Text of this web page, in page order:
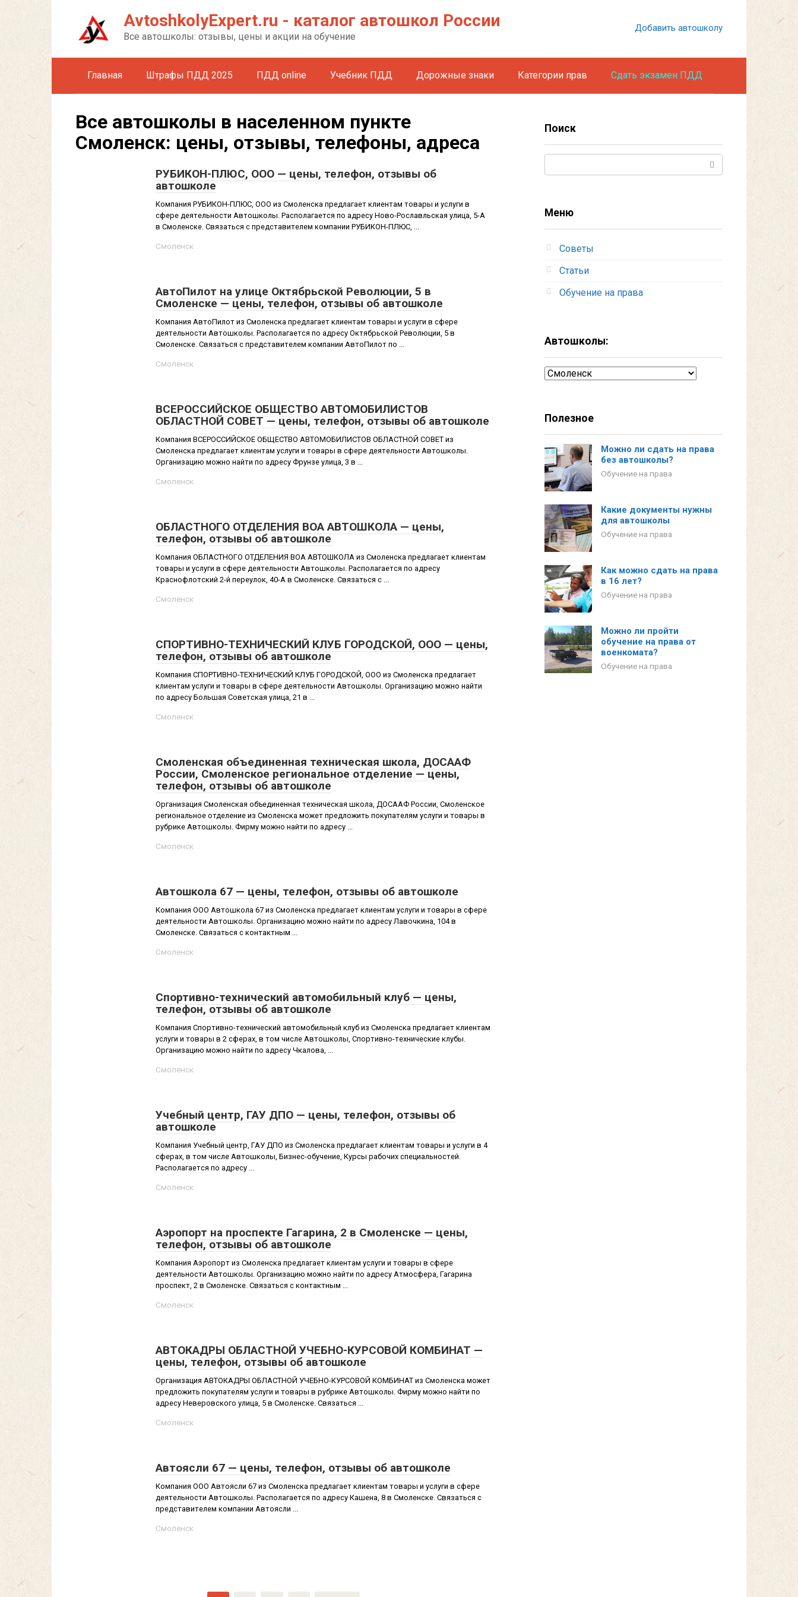
AvtoshkolyExpert.ru - каталог автошкол России
Все автошколы: отзывы, цены и акции на обучение
Добавить автошколу
Главная Штрафы ПДД 2025 ПДД online Учебник ПДД Дорожные знаки Категории прав Сдать экзамен ПДД
Все автошколы в населенном пункте
Смоленск: цены, отзывы, телефоны, адреса
РУБИКОН-ПЛЮС, ООО — цены, телефон, отзывы об
автошколе
Компания РУБИКОН-ПЛЮС, ООО из Смоленска предлагает клиентам товары и услуги в
сфере деятельности Автошколы. Располагается по адресу Ново-Рославльская улица, 5-А
в Смоленске. Связаться с представителем компании РУБИКОН-ПЛЮС, ...
Смоленск
АвтоПилот на улице Октябрьской Революции, 5 в
Смоленске — цены, телефон, отзывы об автошколе
Компания АвтоПилот из Смоленска предлагает клиентам товары и услуги в сфере
деятельности Автошколы. Располагается по адресу Октябрьской Революции, 5 в
Смоленске. Связаться с представителем компании АвтоПилот по ...
Смоленск
ВСЕРОССИЙСКОЕ ОБЩЕСТВО АВТОМОБИЛИСТОВ
ОБЛАСТНОЙ СОВЕТ — цены, телефон, отзывы об автошколе
Компания ВСЕРОССИЙСКОЕ ОБЩЕСТВО АВТОМОБИЛИСТОВ ОБЛАСТНОЙ СОВЕТ из
Смоленска предлагает клиентам услуги и товары в сфере деятельности Автошколы.
Организацию можно найти по адресу Фрунзе улица, 3 в ...
Смоленск
ОБЛАСТНОГО ОТДЕЛЕНИЯ ВОА АВТОШКОЛА — цены,
телефон, отзывы об автошколе
Компания ОБЛАСТНОГО ОТДЕЛЕНИЯ ВОА АВТОШКОЛА из Смоленска предлагает клиентам
товары и услуги в сфере деятельности Автошколы. Располагается по адресу
Краснофлотский 2-й переулок, 40-А в Смоленске. Связаться с ...
Смоленск
СПОРТИВНО-ТЕХНИЧЕСКИЙ КЛУБ ГОРОДСКОЙ, ООО — цены,
телефон, отзывы об автошколе
Компания СПОРТИВНО-ТЕХНИЧЕСКИЙ КЛУБ ГОРОДСКОЙ, ООО из Смоленска предлагает
клиентам услуги и товары в сфере деятельности Автошколы. Организацию можно найти
по адресу Большая Советская улица, 21 в ...
Смоленск
Смоленская объединенная техническая школа, ДОСААФ
России, Смоленское региональное отделение — цены,
телефон, отзывы об автошколе
Организация Смоленская объединенная техническая школа, ДОСААФ России, Смоленское
региональное отделение из Смоленска может предложить покупателям услуги и товары в
рубрике Автошколы. Фирму можно найти по адресу ...
Смоленск
Автошкола 67 — цены, телефон, отзывы об автошколе
Компания ООО Автошкола 67 из Смоленска предлагает клиентам услуги и товары в сфере
деятельности Автошколы. Организацию можно найти по адресу Лавочкина, 104 в
Смоленске. Связаться с контактным ...
Смоленск
Спортивно-технический автомобильный клуб — цены,
телефон, отзывы об автошколе
Компания Спортивно-технический автомобильный клуб из Смоленска предлагает клиентам
услуги и товары в 2 сферах, в том числе Автошколы, Спортивно-технические клубы.
Организацию можно найти по адресу Чкалова, ...
Смоленск
Учебный центр, ГАУ ДПО — цены, телефон, отзывы об
автошколе
Компания Учебный центр, ГАУ ДПО из Смоленска предлагает клиентам товары и услуги в 4
сферах, в том числе Автошколы, Бизнес-обучение, Курсы рабочих специальностей.
Располагается по адресу ...
Смоленск
Аэропорт на проспекте Гагарина, 2 в Смоленске — цены,
телефон, отзывы об автошколе
Компания Аэропорт из Смоленска предлагает клиентам услуги и товары в сфере
деятельности Автошколы. Организацию можно найти по адресу Атмосфера, Гагарина
проспект, 2 в Смоленске. Связаться с контактным ...
Смоленск
АВТОКАДРЫ ОБЛАСТНОЙ УЧЕБНО-КУРСОВОЙ КОМБИНАТ —
цены, телефон, отзывы об автошколе
Организация АВТОКАДРЫ ОБЛАСТНОЙ УЧЕБНО-КУРСОВОЙ КОМБИНАТ из Смоленска может
предложить покупателям услуги и товары в рубрике Автошколы. Фирму можно найти по
адресу Неверовского улица, 5 в Смоленске. Связаться ...
Смоленск
Автоясли 67 — цены, телефон, отзывы об автошколе
Компания ООО Автоясли 67 из Смоленска предлагает клиентам товары и услуги в сфере
деятельности Автошколы. Располагается по адресу Кашена, 8 в Смоленске. Связаться с
представителем компании Автоясли ...
Смоленск
Поиск
Меню
Советы
Статьи
Обучение на права
Автошколы:
Автошколы:
Полезное
Можно ли сдать на права
без автошколы?
Обучение на права
Какие документы нужны
для автошколы
Обучение на права
Как можно сдать на права
в 16 лет?
Обучение на права
Можно ли пройти
обучение на права от
военкомата?
Обучение на права